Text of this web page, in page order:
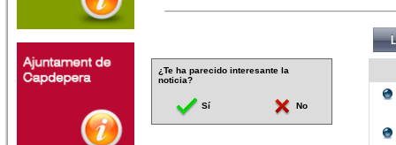
¿Te ha parecido interesante la
noticia?
Sí No